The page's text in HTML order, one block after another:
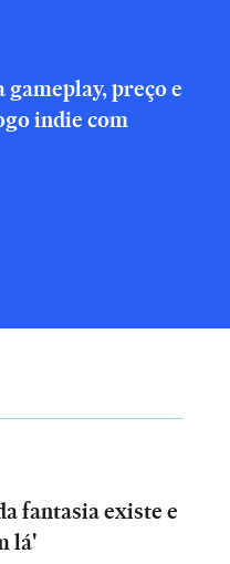
gameplay, preço e
indie com
fantasia existe e
lá'